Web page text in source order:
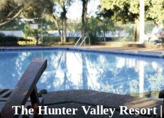
The Hunter Valley Resort |